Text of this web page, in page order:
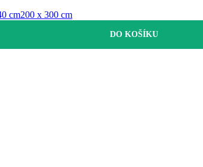
cm200 x 300 cm
DO KOŠÍKU